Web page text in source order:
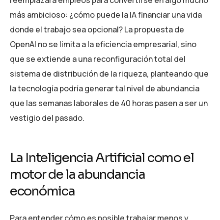
más ambicioso: ¿cómo puede la IA financiar una vida
donde el trabajo sea opcional? La propuesta de
OpenAI no se limita a la eficiencia empresarial, sino
que se extiende a una reconfiguración total del
sistema de distribución de la riqueza, planteando que
la tecnología podría generar tal nivel de abundancia
que las semanas laborales de 40 horas pasen a ser un
vestigio del pasado.
La Inteligencia Artificial como el
motor de la abundancia
económica